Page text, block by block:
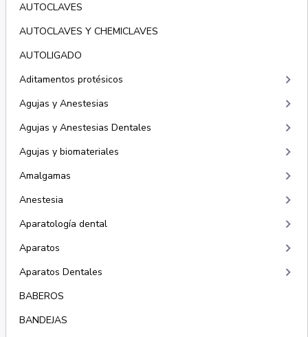
AUTOCLAVES
AUTOCLAVES Y CHEMICLAVES
AUTOLIGADO
Aditamentos protésicos
keyboard_arrow_right
Agujas y Anestesias keyboard_arrow_right
Agujas y Anestesias Dentales keyboard_arrow_right
Agujas y biomateriales keyboard_arrow_right
Amalgamas keyboard_arrow_right
Anestesia keyboard_arrow_right
Aparatología dental keyboard_arrow_right
Aparatos keyboard_arrow_right
Aparatos Dentales keyboard_arrow_right
BABEROS
BANDEJAS